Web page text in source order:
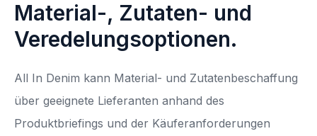
Material-, Zutaten- und
Veredelungsoptionen.
All In Denim kann Material- und Zutatenbeschaffung
über geeignete Lieferanten anhand des
Produktbriefings und der Käuferanforderungen